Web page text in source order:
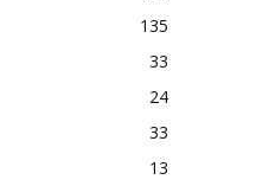
135
33
24
33
13